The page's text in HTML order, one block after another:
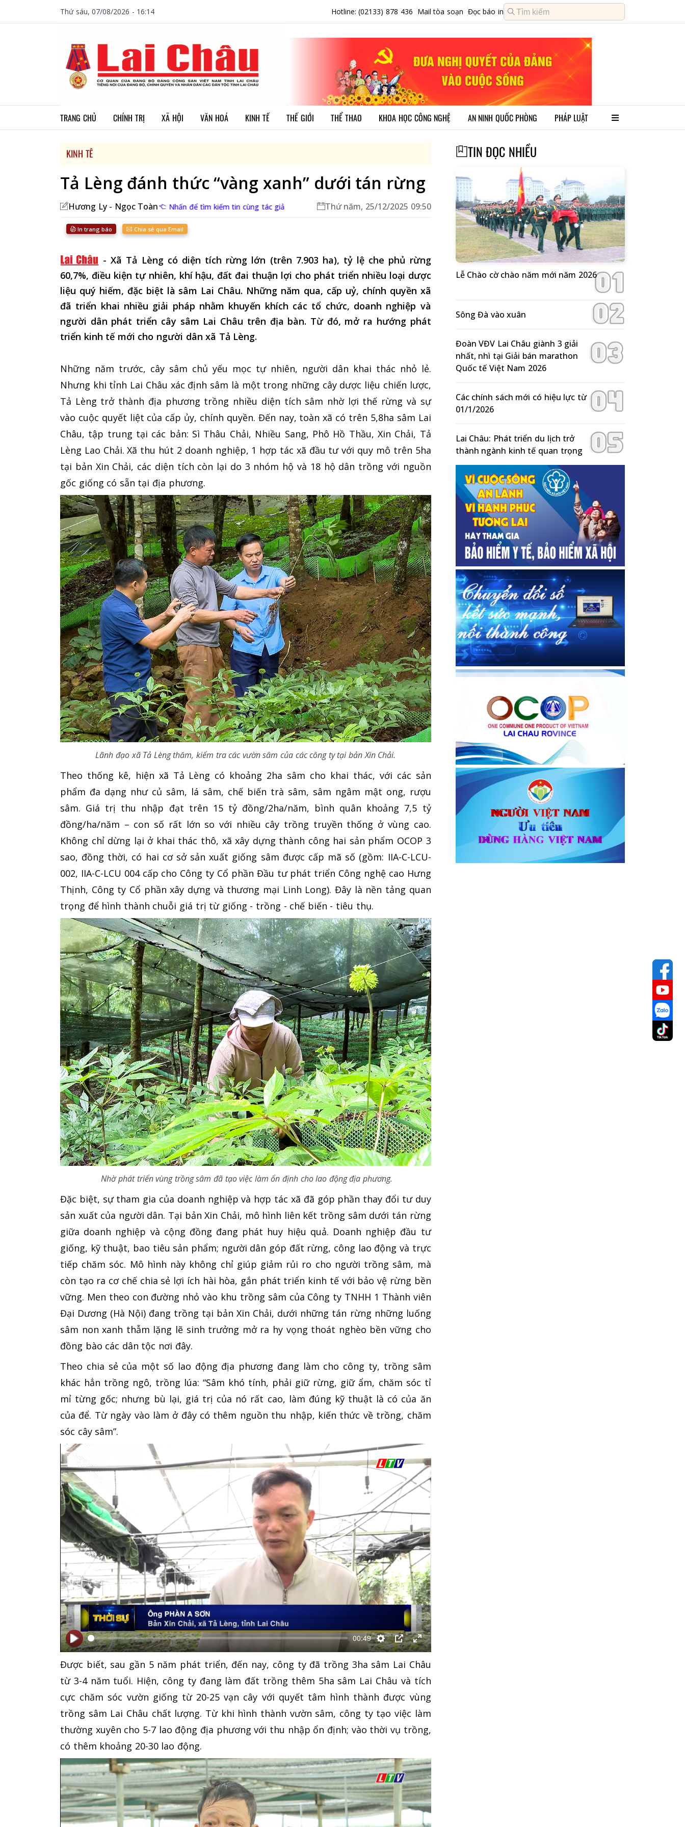
Thứ sáu, 07/08/2026 - 16:14 Hotline: (02133) 878 436 Mail tòa soạn Đọc báo in
TRANG CHỦ CHÍNH TRỊ XÃ HỘI VĂN HOÁ KINH TẾ THẾ GIỚI THỂ THAO KHOA HỌC CÔNG NGHỆ AN NINH QUỐC PHÒNG PHÁP LUẬT
KINH TẾ
Tả Lèng đánh thức “vàng xanh” dưới tán rừng
Hương Ly - Ngọc Toàn Nhấn để tìm kiếm tin cùng tác giả Thứ năm, 25/12/2025 09:50
In trang báo Chia sẻ qua Email
- Xã Tả Lèng có diện tích rừng lớn (trên 7.903 ha), tỷ lệ che phủ rừng
60,7%, điều kiện tự nhiên, khí hậu, đất đai thuận lợi cho phát triển nhiều loại dược
liệu quý hiếm, đặc biệt là sâm Lai Châu. Những năm qua, cấp uỷ, chính quyền xã
đã triển khai nhiều giải pháp nhằm khuyến khích các tổ chức, doanh nghiệp và
người dân phát triển cây sâm Lai Châu trên địa bàn. Từ đó, mở ra hướng phát
triển kinh tế mới cho người dân xã Tả Lèng.
Những năm trước, cây sâm chủ yếu mọc tự nhiên, người dân khai thác nhỏ lẻ.
Nhưng khi tỉnh Lai Châu xác định sâm là một trong những cây dược liệu chiến lược,
Tả Lèng trở thành địa phương trồng nhiều diện tích sâm nhờ lợi thế rừng và sự
vào cuộc quyết liệt của cấp ủy, chính quyền. Đến nay, toàn xã có trên 5,8ha sâm Lai
Châu, tập trung tại các bản: Sì Thâu Chải, Nhiều Sang, Phô Hồ Thầu, Xin Chải, Tả
Lèng Lao Chải. Xã thu hút 2 doanh nghiệp, 1 hợp tác xã đầu tư với quy mô trên 5ha
tại bản Xin Chải, các diện tích còn lại do 3 nhóm hộ và 18 hộ dân trồng với nguồn
gốc giống có sẵn tại địa phương.
Lãnh đạo xã Tả Lèng thăm, kiểm tra các vườn sâm của các công ty tại bản Xin Chải.
Theo thống kê, hiện xã Tả Lèng có khoảng 2ha sâm cho khai thác, với các sản
phẩm đa dạng như củ sâm, lá sâm, chế biến trà sâm, sâm ngâm mật ong, rượu
sâm. Giá trị thu nhập đạt trên 15 tỷ đồng/2ha/năm, bình quân khoảng 7,5 tỷ
đồng/ha/năm – con số rất lớn so với nhiều cây trồng truyền thống ở vùng cao.
Không chỉ dừng lại ở khai thác thô, xã xây dựng thành công hai sản phẩm OCOP 3
sao, đồng thời, có hai cơ sở sản xuất giống sâm được cấp mã số (gồm: IIA-C-LCU-
002, IIA-C-LCU 004 cấp cho Công ty Cổ phần Đầu tư phát triển Công nghệ cao Hưng
Thịnh, Công ty Cổ phần xây dựng và thương mại Linh Long). Đây là nền tảng quan
trọng để hình thành chuỗi giá trị từ giống - trồng - chế biến - tiêu thụ.
Nhờ phát triển vùng trồng sâm đã tạo việc làm ổn định cho lao động địa phương.
Đặc biệt, sự tham gia của doanh nghiệp và hợp tác xã đã góp phần thay đổi tư duy
sản xuất của người dân. Tại bản Xin Chải, mô hình liên kết trồng sâm dưới tán rừng
giữa doanh nghiệp và cộng đồng đang phát huy hiệu quả. Doanh nghiệp đầu tư
giống, kỹ thuật, bao tiêu sản phẩm; người dân góp đất rừng, công lao động và trực
tiếp chăm sóc. Mô hình này không chỉ giúp giảm rủi ro cho người trồng sâm, mà
còn tạo ra cơ chế chia sẻ lợi ích hài hòa, gắn phát triển kinh tế với bảo vệ rừng bền
vững. Men theo con đường nhỏ vào khu trồng sâm của Công ty TNHH 1 Thành viên
Đại Dương (Hà Nội) đang trồng tại bản Xin Chải, dưới những tán rừng những luống
sâm non xanh thẫm lặng lẽ sinh trưởng mở ra hy vọng thoát nghèo bền vững cho
đồng bào các dân tộc nơi đây.
Theo chia sẻ của một số lao động địa phương đang làm cho công ty, trồng sâm
khác hẳn trồng ngô, trồng lúa: “Sâm khó tính, phải giữ rừng, giữ ẩm, chăm sóc tỉ
mỉ từng gốc; nhưng bù lại, giá trị của nó rất cao, làm đúng kỹ thuật là có của ăn
của để. Từ ngày vào làm ở đây có thêm nguồn thu nhập, kiến thức về trồng, chăm
sóc cây sâm”.
Bắt
đầu
00:49
Thiết
lập
PIP Enter
fullscreen
Bắt
đầu
Được biết, sau gần 5 năm phát triển, đến nay, công ty đã trồng 3ha sâm Lai Châu
từ 3-4 năm tuổi. Hiện, công ty đang làm đất trồng thêm 5ha sâm Lai Châu và tích
cực chăm sóc vườn giống từ 20-25 vạn cây với quyết tâm hình thành được vùng
trồng sâm Lai Châu chất lượng. Từ khi hình thành vườn sâm, công ty tạo việc làm
thường xuyên cho 5-7 lao động địa phương với thu nhập ổn định; vào thời vụ trồng,
có thêm khoảng 20-30 lao động.
TIN ĐỌC NHIỀU
Lễ Chào cờ chào năm mới năm 2026
Sông Đà vào xuân
Đoàn VĐV Lai Châu giành 3 giải
nhất, nhì tại Giải bán marathon
Quốc tế Việt Nam 2026
Các chính sách mới có hiệu lực từ
01/1/2026
Lai Châu: Phát triển du lịch trở
thành ngành kinh tế quan trọng